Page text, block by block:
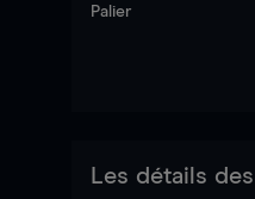
Palier
Les détails